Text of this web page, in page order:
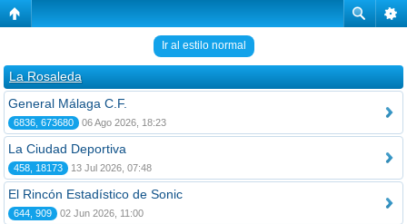
Ir al estilo normal
La Rosaleda
General Málaga C.F.
6836, 673680 06 Ago 2026, 18:23
La Ciudad Deportiva
458, 18173 13 Jul 2026, 07:48
El Rincón Estadístico de Sonic
644, 909 02 Jun 2026, 11:00